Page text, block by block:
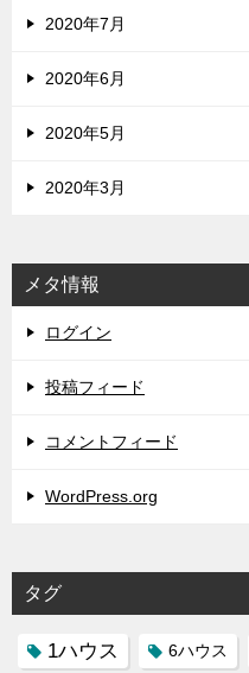
2020年7月
2020年6月
2020年5月
2020年3月
メタ情報
ログイン
投稿フィード
コメントフィード
WordPress.org
タグ
1ハウス 6ハウス